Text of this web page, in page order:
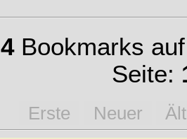
4Bookmarks
Seite:
Erste Neuer